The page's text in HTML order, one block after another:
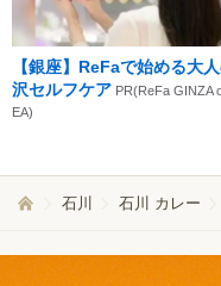
【銀座】ReFaで始める大
沢セルフケア PR(ReFa GINZA
EA)
石川 石川 カレー